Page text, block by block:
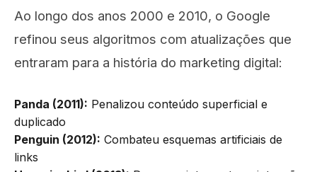
Ao longo dos anos 2000 e 2010, o Google
refinou seus algoritmos com atualizações que
entraram para a história do marketing digital:
Panda (2011): Penalizou conteúdo superficial e
duplicado
Penguin (2012): Combateu esquemas artificiais de
links